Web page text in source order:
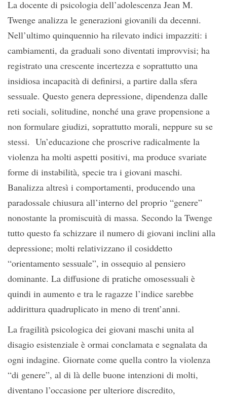
La docente di psicologia dell’adolescenza Jean M.
Twenge analizza le generazioni giovanili da decenni.
Nell’ultimo quinquennio ha rilevato indici impazziti: i
cambiamenti, da graduali sono diventati improvvisi; ha
registrato una crescente incertezza e soprattutto una
insidiosa incapacità di definirsi, a partire dalla sfera
sessuale. Questo genera depressione, dipendenza dalle
reti sociali, solitudine, nonché una grave propensione a
non formulare giudizi, soprattutto morali, neppure su se
stessi. Un’educazione che proscrive radicalmente la
violenza ha molti aspetti positivi, ma produce svariate
forme di instabilità, specie tra i giovani maschi.
Banalizza altresì i comportamenti, producendo una
paradossale chiusura all’interno del proprio “genere”
nonostante la promiscuità di massa. Secondo la Twenge
tutto questo fa schizzare il numero di giovani inclini alla
depressione; molti relativizzano il cosiddetto
“orientamento sessuale”, in ossequio al pensiero
dominante. La diffusione di pratiche omosessuali è
quindi in aumento e tra le ragazze l’indice sarebbe
addirittura quadruplicato in meno di trent’anni.
La fragilità psicologica dei giovani maschi unita al
disagio esistenziale è ormai conclamata e segnalata da
ogni indagine. Giornate come quella contro la violenza
“di genere”, al di là delle buone intenzioni di molti,
diventano l’occasione per ulteriore discredito,